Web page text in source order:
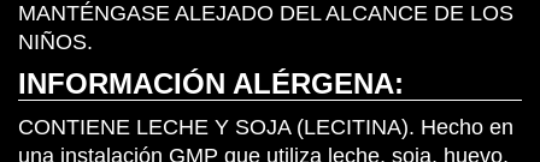
MANTÉNGASE ALEJADO DEL ALCANCE DE LOS
NIÑOS.
INFORMACIÓN ALÉRGENA:
CONTIENE LECHE Y SOJA (LECITINA). Hecho en
una instalación GMP que utiliza leche, soja, huevo,